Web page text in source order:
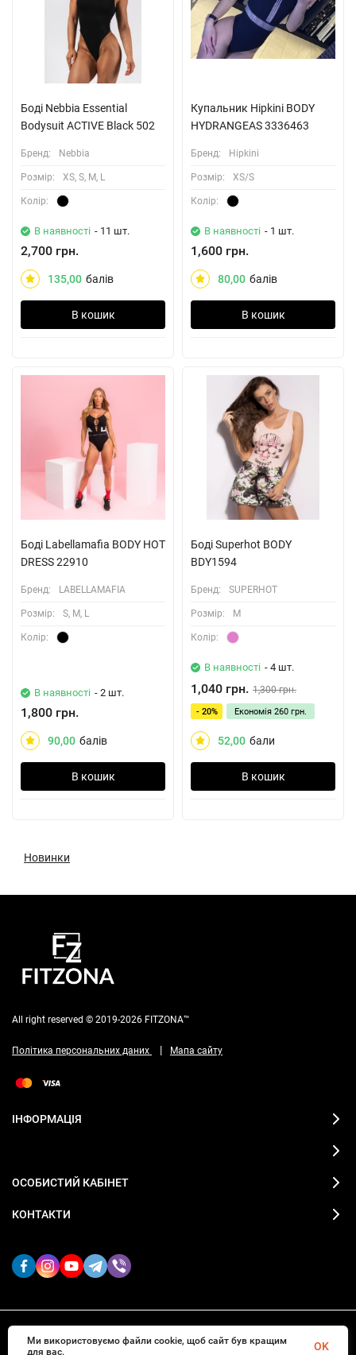
Боді Nebbia Essential
Bodysuit ACTIVE Black 502
Бренд: Nebbia
Розмiр: XS, S, M, L
Колiр:
В наявності - 11 шт.
2,700 грн.
135,00 балів
В кошик
Купальник Hipkini BODY
HYDRANGEAS 3336463
Бренд: Hipkini
Розмiр: XS/S
Колiр:
В наявності - 1 шт.
1,600 грн.
80,00 балів
В кошик
Боді Labellamafia BODY HOT
DRESS 22910
Бренд: LABELLAMAFIA
Розмiр: S, M, L
Колiр:
В наявності - 2 шт.
1,800 грн.
90,00 балів
В кошик
Боді Superhot BODY
BDY1594
Бренд: SUPERHOT
Розмiр: M
Колiр:
В наявності - 4 шт.
1,040 грн. 1,300 грн.
- 20% Економія 260 грн.
52,00 бали
В кошик
Новинки
All right reserved © 2019-2026 FITZONA™
Політика персональних даних | Мапа сайту
ІНФОРМАЦІЯ
ОСОБИСТИЙ КАБІНЕТ
КОНТАКТИ
2019-2026 © FITZONA магазин спортивного одягу
Ми використовуємо файли cookie, щоб сайт був кращим
для вас.
OK